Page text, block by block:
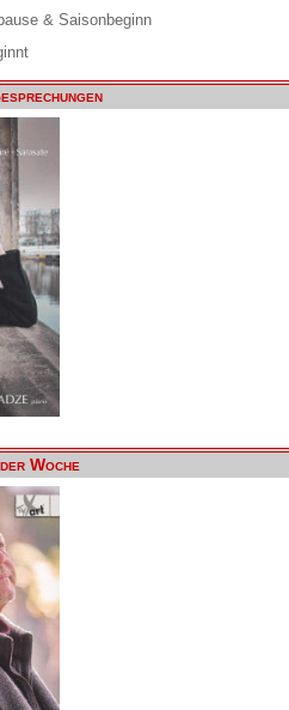
& Saisonbeginn
Woche